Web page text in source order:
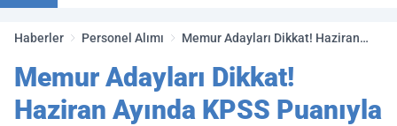
Haberler Personel Alımı
Memur Adayları Dikkat! Haziran
Yapabileceğiniz Kamu Personeli
Alım İlanları
Memur Adayları Dikkat!
Haziran Ayında KPSS Puanıyla